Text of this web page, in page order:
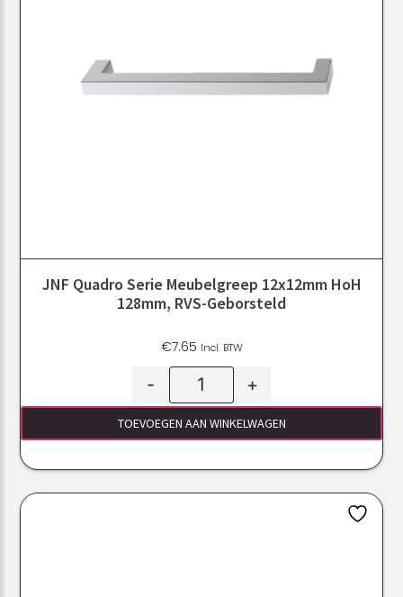
JNF Quadro Serie Meubelgreep 12x12mm HoH
128mm, RVS-Geborsteld
€7.65 Incl. BTW
- +
TOEVOEGEN AAN WINKELWAGEN